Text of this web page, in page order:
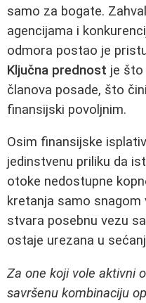
samo za bogate.
agencijama i
odmora postao je
Ključna prednost je što
članova posade, što
finansijski povoljnim.
Osim finansijske
jedinstvenu priliku da
otoke nedostupne
kretanja samo
stvara posebnu vezu
ostaje urezana u
Za one koji vole aktivni
savršenu kombinaciju